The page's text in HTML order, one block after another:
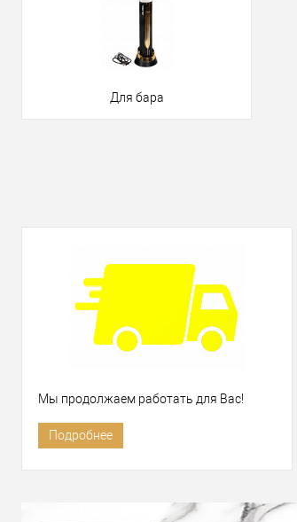
Для бара
Мы продолжаем работать для Вас!
Подробнее